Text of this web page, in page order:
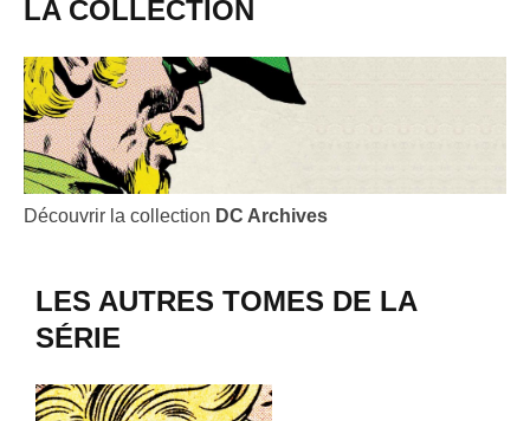
LA COLLECTION
Découvrir la collection DC Archives
LES AUTRES TOMES DE LA
SÉRIE